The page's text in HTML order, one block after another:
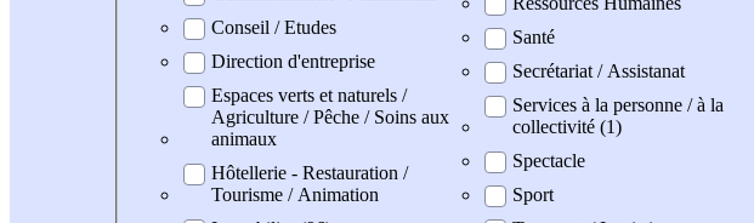
Conseil / Etudes
Direction d'entreprise
Espaces verts et naturels /
Agriculture / Pêche / Soins aux
animaux
Hôtellerie - Restauration /
Tourisme / Animation
Santé
Secrétariat / Assistanat
Services à la personne / à la
collectivité (1)
Spectacle
Sport